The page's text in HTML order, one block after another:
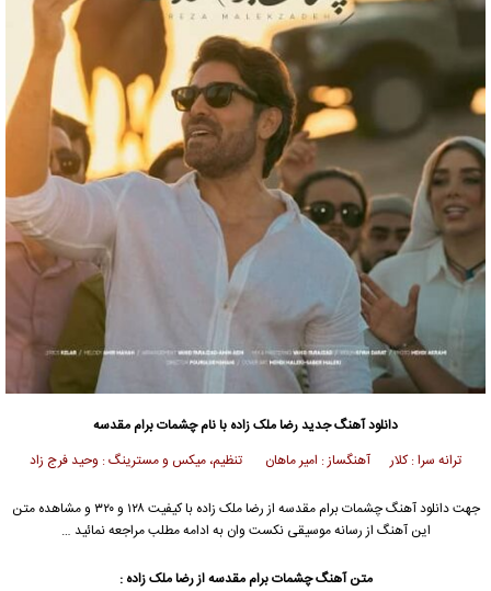
دانلود آهنگ جدیدرضا ملک زاده با نام چشمات برام مقدسه
ترانه سرا : کلار آهنگساز : امیر ماهان تنظیم، میکس و مسترینگ : وحید فرج زاد
جهت دانلود آهنگ چشمات برام مقدسه از رضا ملک زاده
با کیفیت ۱۲۸ و ۳۲۰ و مشاهده متن
این آهنگ از رسانه موسیقی نکست وان به ادامه مطلب مراجعه نمائید …
متن آهنگ چشمات برام مقدسه ازرضا ملک زاده :